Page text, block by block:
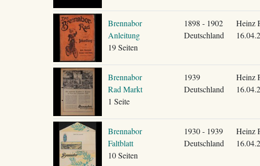
Brennabor
Anleitung
19 Seiten
1898 - 1902
Deutschland
Heinz
Brennabor
Rad Markt
1 Seite
1939
Deutschland
Heinz
Brennabor
Faltblatt
10 Seiten
1930 - 1939
Deutschland
Heinz